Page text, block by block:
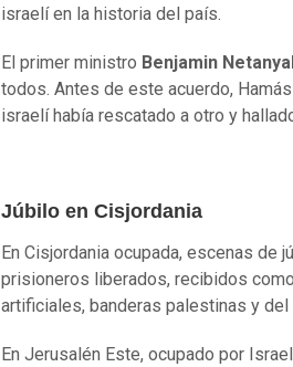
israelí en la historia del país.
El primer ministro Benjamin
todos. Antes de este acuerdo,
israelí había rescatado a otro y
Júbilo en Cisjordania
En Cisjordania ocupada, escenas de
prisioneros liberados, recibidos
artificiales, banderas palestinas y del
En Jerusalén Este, ocupado por